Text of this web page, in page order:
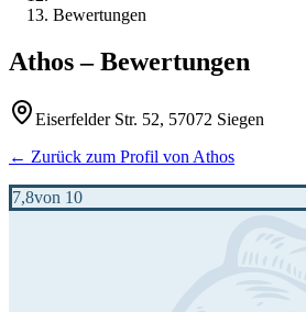
Bewertungen
Athos – Bewertungen
Eiserfelder Str. 52, 57072 Siegen
← Zurück zum Profil von Athos
7,8von 10